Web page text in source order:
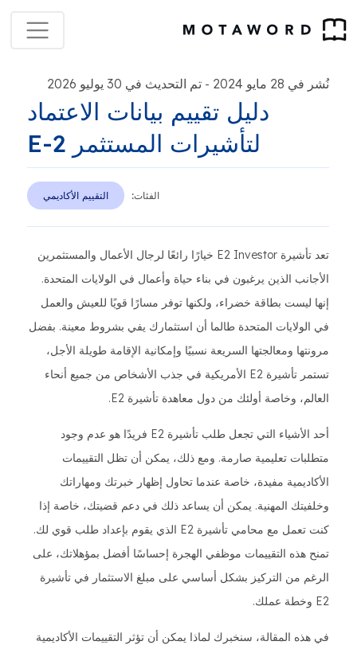
نُشر في 28 مايو 2024 - تم التحديث في 30 يوليو 2026
دليل تقييم بيانات الاعتماد
لتأشيرات المستثمر E-2
الفئات: التقييم الأكاديمي
تعد تأشيرة E2 Investor خيارًا رائعًا لرجال الأعمال والمستثمرين
الأجانب الذين يرغبون في بناء حياة وأعمال في الولايات المتحدة.
إنها ليست بطاقة خضراء، ولكنها توفر مسارًا قويًا للعيش والعمل
في الولايات المتحدة طالما أن استثمارك يفي بشروط معينة. بفضل
مرونتها ومعالجتها السريعة نسبيًا وإمكانية الإقامة طويلة الأجل،
تستمر تأشيرة E2 الأمريكية في جذب الأشخاص من جميع أنحاء
العالم، وخاصة أولئك من دول معاهدة تأشيرة E2.
أحد الأشياء التي تجعل طلب تأشيرة E2 فريدًا هو عدم وجود
متطلبات تعليمية صارمة. ومع ذلك، يمكن أن تظل التقييمات
الأكاديمية مفيدة، خاصة عندما تحاول إظهار خبرتك ومهاراتك
وخلفيتك المهنية. يمكن أن يساعد ذلك في دعم قضيتك، خاصة إذا
كنت تعمل مع محامي تأشيرة E2 الذي يقوم بإعداد طلب قوي لك.
تمنح هذه التقييمات موظفي الهجرة إحساسًا أفضل بمؤهلاتك، على
الرغم من التركيز بشكل أساسي على مبلغ الاستثمار في تأشيرة
E2 وخطة عملك.
في هذه المقالة، سنخبرك لماذا يمكن أن تؤثر التقييمات الأكاديمية